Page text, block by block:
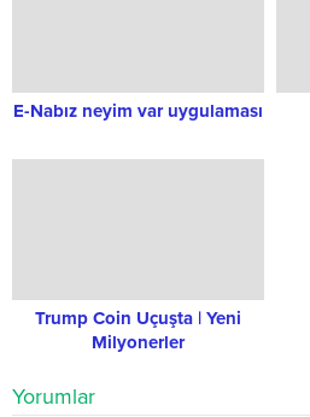
E-Nabız neyim var uygulaması
Trump Coin Uçuşta | Yeni
Milyonerler
Yorumlar